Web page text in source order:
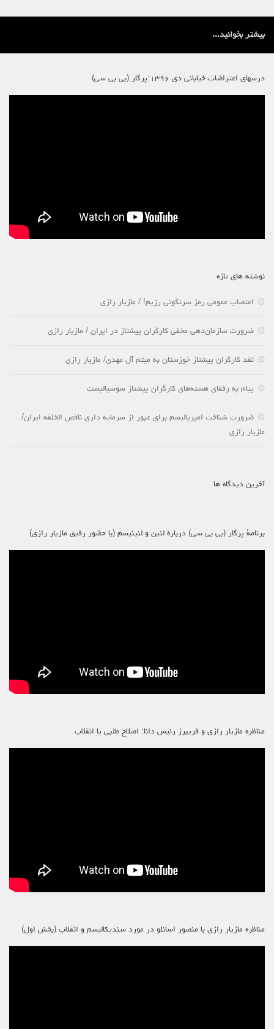
بیشتر بخوانید...
درسهای اعتراضات خیابانی دی ۱۳۹۶:پرگار (بی بی سی)
نوشته های تازه
اعتصاب عمومی رمز سرنگونی رژیم! / مازیار رازی
ضرورت سازمان‌دهی مخفی کارگران پیشتاز در ایران / مازیار رازی
نقد کارگران پیشتاز خوزستان به میثم آل مهدی/ مازیار رازی
پیام به رفقای هسته‌های کارگران پیشتاز سوسیالیست
ضرورت شناخت امپریالیسم برای عبور از سرمایه داری ناقص الخلقه ایران/
مازیار رازی
آخرین دیدگاه ها
برنامۀ پرگار (بی بی سی) دربارۀ لنین و لنینیسم (با حضور رفیق مازیار رازی)
مناظره مازیار رازی و فریبرز رئیس دانا: اصلاح طلبی یا انقلاب
مناظره مازیار رازی با منصور اسانلو در مورد سندیکالیسم و انقلاب (بخش اول)